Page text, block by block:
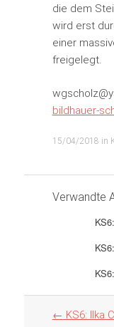
die dem
wird erst
einer
freigelegt.
bildhauer-
15/04/2018 in
Verwandte
Artikel
← KS6: Ilka